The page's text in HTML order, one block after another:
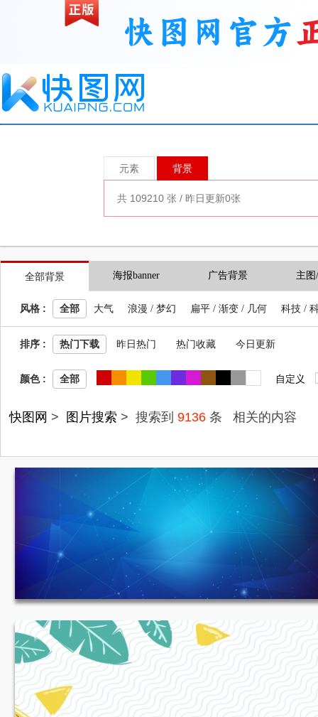
元素 背景
全部背景 海报banner 广告背景 主
风格 : 全部 大气 浪漫 / 梦幻 扁平 / 渐变 / 几何 科技 /
排序 : 热门下载 昨日热门 热门收藏 今日更新
颜色 : 全部 自定义
快图网 > 图片搜索 > 搜索到 9136 条 相关的内容
蓝色质感背景 1920*750